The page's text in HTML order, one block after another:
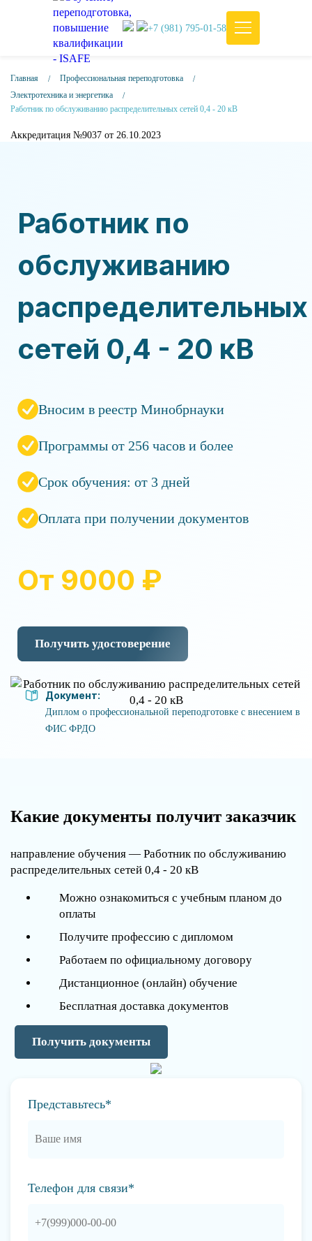
+7 (981) 795-01-58
Главная
Профессиональная переподготовка
Электротехника и энергетика
Работник по обслуживанию распределительных сетей 0,4 - 20 кВ
Аккредитация №9037 от 26.10.2023
Работник по
обслуживанию
распределительных
сетей 0,4 - 20 кВ
Вносим в реестр Минобрнауки
Программы от 256 часов и более
Срок обучения: от 3 дней
Оплата при получении документов
От 9000 ₽
Получить удостоверение
Документ:
Диплом о профессиональной переподготовке с внесением в
ФИС ФРДО
Какие документы получит заказчик
направление обучения — Работник по обслуживанию
распределительных сетей 0,4 - 20 кВ
Можно ознакомиться с учебным планом до
оплаты
Получите профессию с дипломом
Работаем по официальному договору
Дистанционное (онлайн) обучение
Бесплатная доставка документов
Получить документы
Представьтесь*
Телефон для связи*